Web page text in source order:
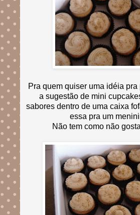
Pra quem quiser uma idéia pra
a sugestão de mini
sabores dentro de uma caixa
essa pra um
Não tem como não